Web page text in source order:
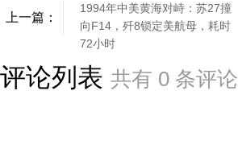
上一篇：
1994年中美黄海对峙：苏27撞
向F14，歼8锁定美航母，耗时
72小时
评论列表 共有 0 条评论